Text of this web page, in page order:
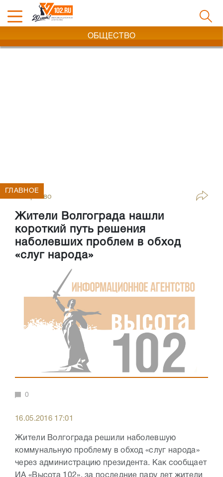
ОБЩЕСТВО
Общество
Жители Волгограда нашли
короткий путь решения
наболевших проблем в обход
«слуг народа»
ГЛАВНОЕ
0
16.05.2016 17:01
Жители Волгограда решили наболевшую
коммунальную проблему в обход «слуг народа»
через администрацию президента. Как сообщает
ИА «Высота 102», за последние пару лет жители